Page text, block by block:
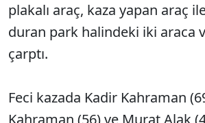
plakalı araç, kaza yapan araç
duran park halindeki iki araca
çarptı.
Feci kazada Kadir Kahraman
Kahraman (56) ve Murat Alak